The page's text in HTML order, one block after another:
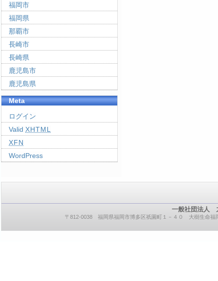
福岡市
福岡県
那覇市
長崎市
長崎県
鹿児島市
鹿児島県
Meta
ログイン
Valid XHTML
XFN
WordPress
一般社団法人
〒812-0038 福岡県福岡市博多区祇園町１－４０ 大樹生命